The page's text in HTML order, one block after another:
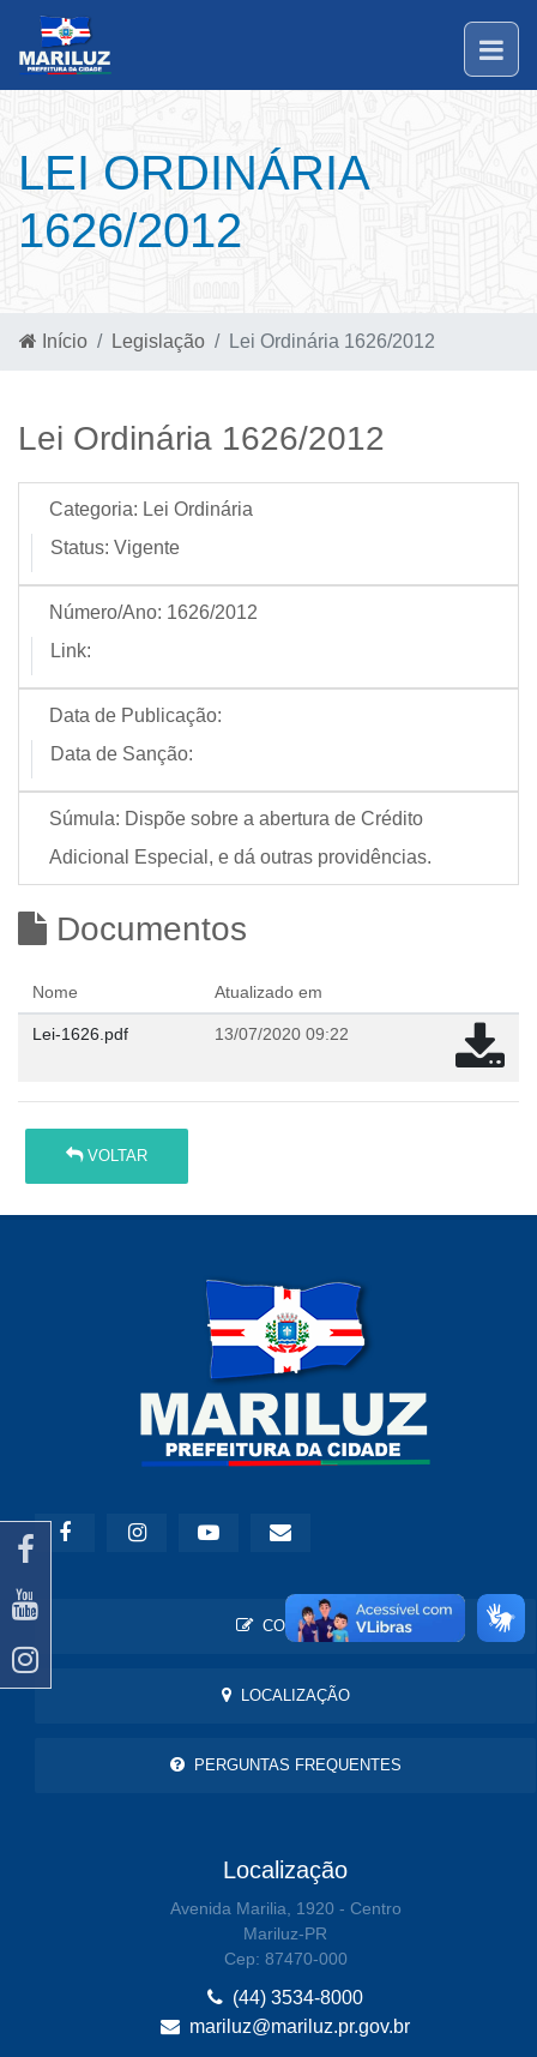
LEI ORDINÁRIA
1626/2012
Início Legislação Lei Ordinária 1626/2012
Lei Ordinária 1626/2012
Categoria: Lei Ordinária
Status: Vigente
Número/Ano: 1626/2012
Link:
Data de Publicação:
Data de Sanção:
Súmula: Dispõe sobre a abertura de Crédito
Adicional Especial, e dá outras providências.
Documentos
Nome Atualizado em
Lei-1626.pdf 13/07/2020 09:22
VOLTAR
CONTATO
LOCALIZAÇÃO
PERGUNTAS FREQUENTES
Localização
Avenida Marilia, 1920 - Centro
Mariluz-PR
Cep: 87470-000
(44) 3534-8000
mariluz@mariluz.pr.gov.br